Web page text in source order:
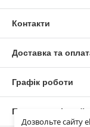
Дозвольте сайту
Контакти
Доставка та
Графік роботи
Повна версія сайту